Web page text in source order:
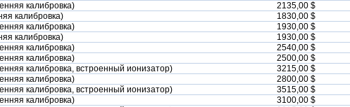
калибровка)
2135,00 $
калибровка)
1830,00 $
калибровка)
1930,00 $
калибровка)
1930,00 $
калибровка)
2540,00 $
калибровка)
2500,00 $
калибровка, встроенный ионизатор)
3215,00 $
калибровка)
2800,00 $
калибровка, встроенный ионизатор)
3515,00 $
калибровка)
3100,00 $